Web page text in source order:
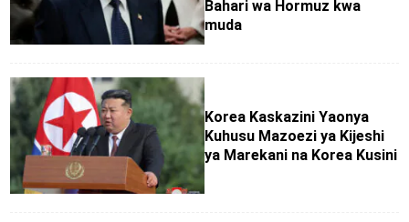
Bahari wa Hormuz kwa
muda
Korea Kaskazini Yaonya
Kuhusu Mazoezi ya Kijeshi
ya Marekani na Korea Kusini